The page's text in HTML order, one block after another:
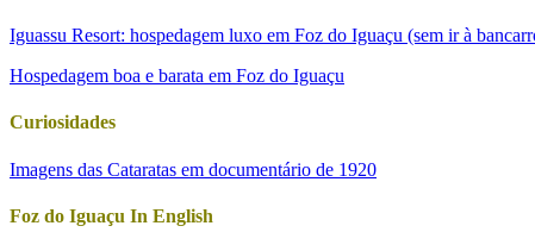
Iguassu Resort: hospedagem luxo em Foz do Iguaçu (sem ir à
Hospedagem boa e barata em Foz do Iguaçu
Curiosidades
Imagens das Cataratas em documentário de 1920
Foz do Iguaçu In English